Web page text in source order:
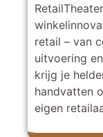
retail – van
uitvoering
krijg je
handvatten
eigen